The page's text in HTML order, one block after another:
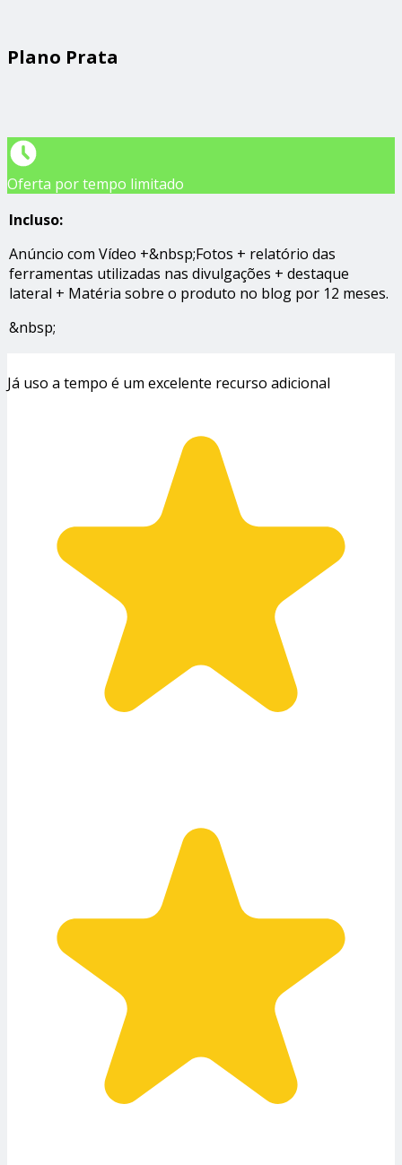
Plano Prata
Oferta por tempo limitado
Incluso:
Anúncio com Vídeo +&nbsp;Fotos + relatório das
ferramentas utilizadas nas divulgações + destaque
lateral + Matéria sobre o produto no blog por 12 meses.
&nbsp;
Já uso a tempo é um excelente recurso adicional